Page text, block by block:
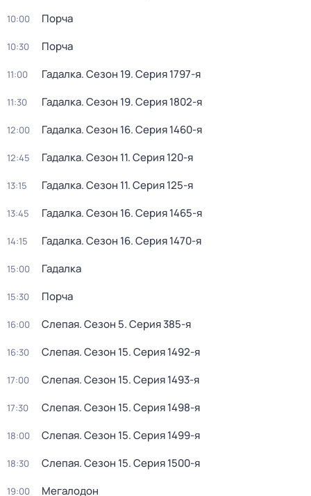
10:00 Порча
10:30 Порча
11:00 Гадалка. Сезон 19. Серия 1797-я
11:30 Гадалка. Сезон 19. Серия 1802-я
12:00 Гадалка. Сезон 16. Серия 1460-я
12:45 Гадалка. Сезон 11. Серия 120-я
13:15 Гадалка. Сезон 11. Серия 125-я
13:45 Гадалка. Сезон 16. Серия 1465-я
14:15 Гадалка. Сезон 16. Серия 1470-я
15:00 Гадалка
15:30 Порча
16:00 Слепая. Сезон 5. Серия 385-я
16:30 Слепая. Сезон 15. Серия 1492-я
17:00 Слепая. Сезон 15. Серия 1493-я
17:30 Слепая. Сезон 15. Серия 1498-я
18:00 Слепая. Сезон 15. Серия 1499-я
18:30 Слепая. Сезон 15. Серия 1500-я
19:00 Мегалодон